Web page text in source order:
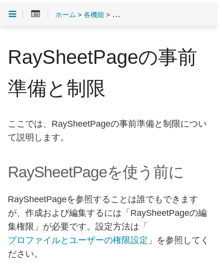
ホーム > 各機能> RaySheetPage
RaySheetPageの事前
準備と制限
ここでは、RaySheetPageの事前準備と制限につい
て説明します。
RaySheetPageを使う前に
RaySheetPageを参照することは誰でもできます
が、作成および編集するには「RaySheetPageの編
集権限」が必要です。設定方法は「
プロファイルとユーザーの権限設定 」を参照してく
ださい。